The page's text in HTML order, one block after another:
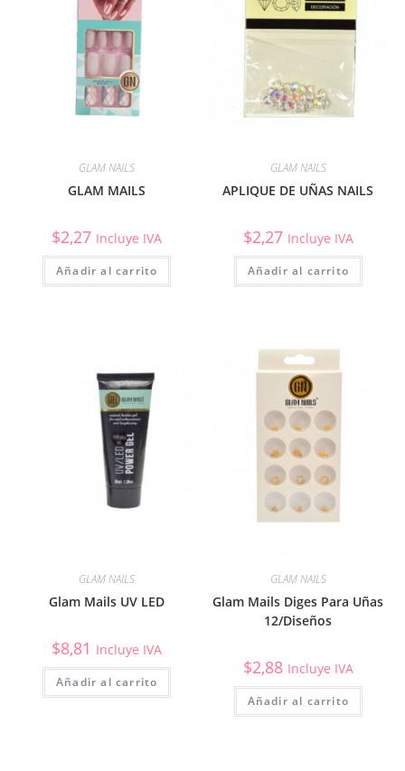
GLAM NAILS
GLAM MAILS
$2,27 Incluye IVA
Añadir al carrito
GLAM NAILS
APLIQUE DE UÑAS NAILS
$2,27 Incluye IVA
Añadir al carrito
GLAM NAILS
Glam Mails UV LED
$8,81 Incluye IVA
Añadir al carrito
GLAM NAILS
Glam Mails Diges Para Uñas
12/Diseños
$2,88 Incluye IVA
Añadir al carrito